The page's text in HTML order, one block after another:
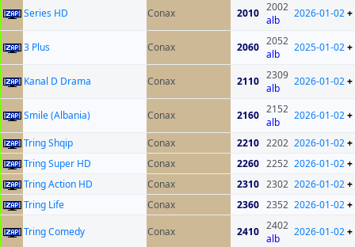
Series HD Conax 2010 2002
alb
2026-01-02+
3 Plus Conax 2060 2052
alb
2025-01-02+
Kanal D Drama Conax 2110 2309
alb
2026-01-02+
Smile (Albania) Conax 2160 2152
alb
2026-01-02+
Tring Shqip Conax 2210 2202 2026-01-02+
Tring Super HD
Conax 2260 2252 2026-01-02+
Tring Action HD
Conax 2310 2302 2026-01-02+
Tring Life
Conax 2360 2352 2026-01-02+
Tring Comedy
Conax 2410 2402
alb
2026-01-02+